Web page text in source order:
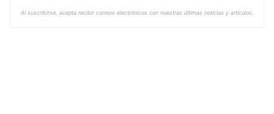
Al suscribirse, acepta recibir correos electrónicos con nuestras últimas noticias y artículos.